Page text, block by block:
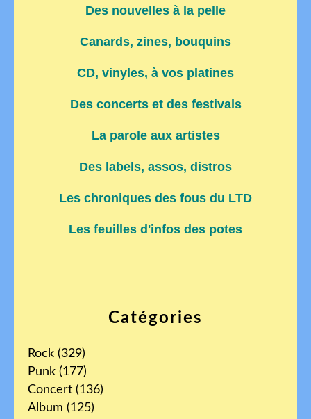
Catégories
Rock (329)
Punk (177)
Concert (136)
Album (125)
Des nouvelles à la pelle
Canards, zines, bouquins
CD, vinyles, à vos platines
Des concerts et des festivals
La parole aux artistes
Des labels, assos, distros
Les chroniques des fous du LTD
Les feuilles d'infos des potes